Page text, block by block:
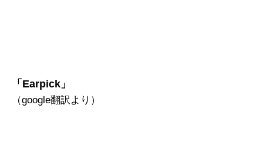
「Earpick」
（google翻訳より）